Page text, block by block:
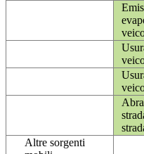
Altre sorgenti